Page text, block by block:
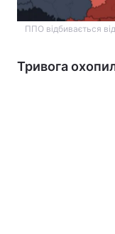
ППО відбивається
Тривога